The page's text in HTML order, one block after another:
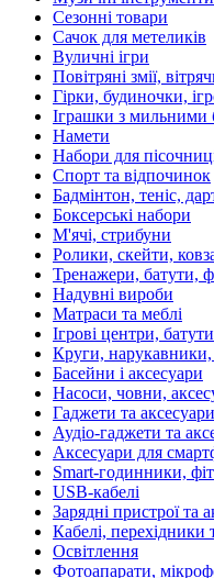
Сезонні товари
Сачок для метеликів
Вуличні ігри
Повітряні змії,
Гірки, будиночки,
Іграшки з мильними
Намети
Набори для
Спорт та відпочинок
Бадмінтон, теніс,
Боксерські набори
М'ячі, стрибуни
Ролики, скейти,
Тренажери, батути,
Надувні вироби
Матраси та меблі
Ігрові центри, батути
Круги,
Басейни і аксесуари
Насоси, човни,
Гаджети та аксесуари
Аудіо-гаджети та
Аксесуари для
Smart-годинники,
USB-кабелі
Зарядні пристрої та
Кабелі, перехідники
Освітлення
Фотоапарати,